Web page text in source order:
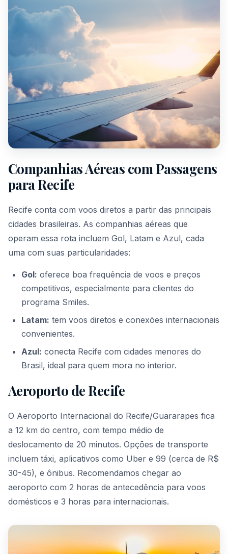
Companhias Aéreas com Passagens
para Recife
Recife conta com voos diretos a partir das principais
cidades brasileiras. As companhias aéreas que
operam essa rota incluem Gol, Latam e Azul, cada
uma com suas particularidades:
Gol: oferece boa frequência de voos e preços
competitivos, especialmente para clientes do
programa Smiles.
Latam: tem voos diretos e conexões internacionais
convenientes.
Azul: conecta Recife com cidades menores do
Brasil, ideal para quem mora no interior.
Aeroporto de Recife
O Aeroporto Internacional do Recife/Guararapes fica
a 12 km do centro, com tempo médio de
deslocamento de 20 minutos. Opções de transporte
incluem táxi, aplicativos como Uber e 99 (cerca de R$
30-45), e ônibus. Recomendamos chegar ao
aeroporto com 2 horas de antecedência para voos
domésticos e 3 horas para internacionais.